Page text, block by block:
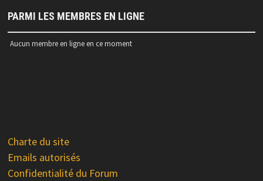
PARMI LES MEMBRES EN LIGNE
Aucun membre en ligne en ce moment
Charte du site
Emails autorisés
Confidentialité du Forum